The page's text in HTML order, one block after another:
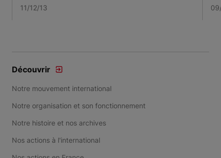
11/12/13
Découvrir
Notre mouvement international
Notre organisation et son fonctionnement
Notre histoire et nos archives
Nos actions à l'international